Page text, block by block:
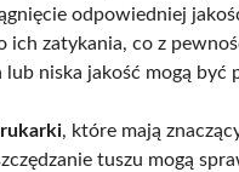
odpowiedniej
ich zatykania, co z
lub niska jakość mogą
, które mają
tuszu mogą